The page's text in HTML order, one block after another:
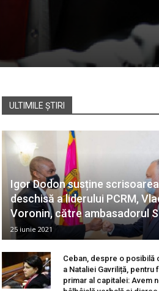
ULTIMILE ȘTIRI
Igor Dodon susține scrisoarea
deschisă a liderului PCRM,
Voronin, către ambasadorul
25 iunie 2021
Ceban, despre o posibilă
a Nataliei Gavriliță, pentru
primar al capitalei: Avem